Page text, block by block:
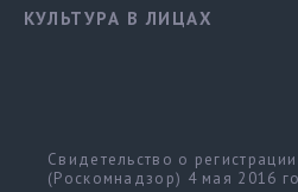
КУЛЬТУРА В ЛИЦАХ
Свидетельство о
(Роскомнадзор) 4 мая 2016